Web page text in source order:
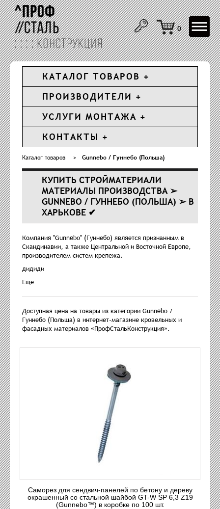
Toggle
0
КАТАЛОГ ТОВАРОВ
ПРОИЗВОДИТЕЛИ
УСЛУГИ МОНТАЖА
КОНТАКТЫ
Каталог товаров > Gunnebo / Гуннебо (Польша)
КУПИТЬ СТРОЙМАТЕРИАЛИ
МАТЕРИАЛЫ ПРОИЗВОДСТВА ➢
GUNNEBO / ГУННЕБО (ПОЛЬША) ➢ В
ХАРЬКОВЕ ✔
Компания "Gunnebo" (Гуннебо) является признанным в
Скандинавии, а также Центральной и Восточной Европе,
производителем систем крепежа.
дидиди
Еще
Доступная цена на товары из категории Gunnebo /
Гуннебо (Польша) в интернет-магазине кровельных и
фасадных материалов «ПрофСтальКонструкция».
Саморез для сендвич-панелей по бетону и дереву
окрашенный со стальной шайбой GT-W SP 6,3 Z19
(Gunnebo™) в коробке по 100 шт.